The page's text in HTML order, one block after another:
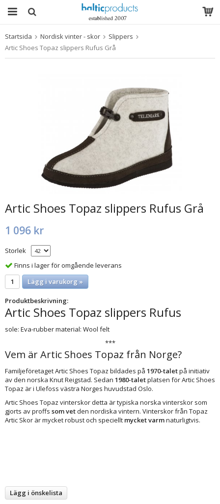
Produkten har blivit tillagd i varukorgen
Startsida Nordisk vinter - skor
Slippers
Artic Shoes Topaz slippers Rufus Grå
Artic Shoes Topaz slippers Rufus Grå
1 096 kr
Storlek
Finns i lager för omgående leverans
Lägg i varukorg »
Produktbeskrivning:
Artic Shoes Topaz slippers Rufus
sole: Eva-rubber material: Wool felt
***
Vem är Artic Shoes Topaz från Norge?
Familjeföretaget Artic Shoes Topaz bildades på 1970-taletpå initiativ
av den norska Knut Reigstad. Sedan 1980-taletplatsen för Artic Shoes
Topaz är i Ulefoss västra Norges huvudstad Oslo.
Artic Shoes Topaz vinterskor detta är typiska norska vinterskor som
gjorts av proffs som vetden nordiska vintern. Vinterskor från Topaz
Artic Skor är mycket robust och speciellt mycket varmnaturligtvis.
Lägg i önskelista